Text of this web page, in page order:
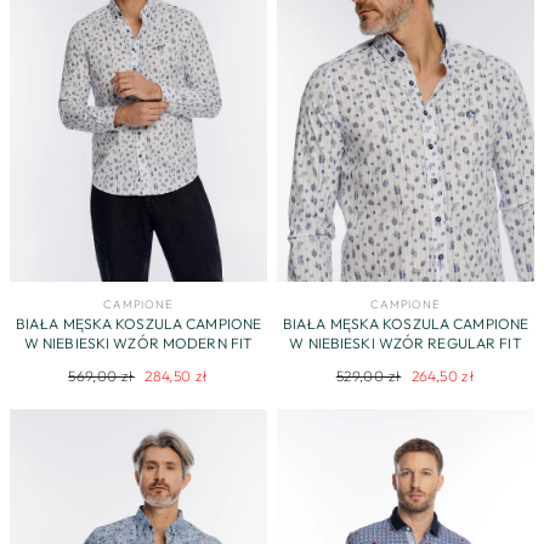
CAMPIONE
BIAŁA MĘSKA KOSZULA CAMPIONE
W NIEBIESKI WZÓR MODERN FIT
Regularna
569,00 zł Cena
284,50 zł
CAMPIONE
BIAŁA MĘSKA KOSZULA CAMPIONE
W NIEBIESKI WZÓR REGULAR FIT
Regularna
529,00 zł Cena
264,50 zł